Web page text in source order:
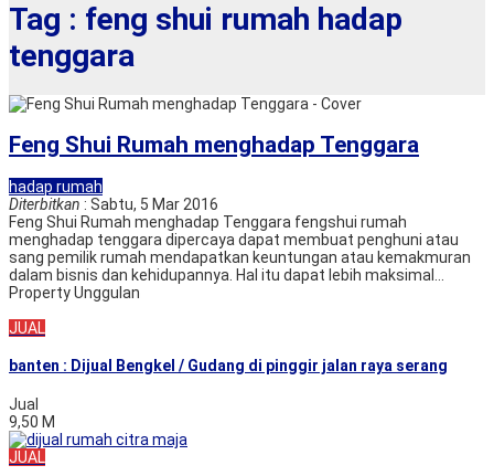
Tag : feng shui rumah hadap
tenggara
Feng Shui Rumah menghadap Tenggara
hadap rumah
Diterbitkan : Sabtu, 5 Mar 2016
Feng Shui Rumah menghadap Tenggara fengshui rumah
menghadap tenggara dipercaya dapat membuat penghuni atau
sang pemilik rumah mendapatkan keuntungan atau kemakmuran
dalam bisnis dan kehidupannya. Hal itu dapat lebih maksimal...
Property Unggulan
JUAL
banten : Dijual Bengkel / Gudang di pinggir jalan raya serang
Jual
9,50 M
JUAL